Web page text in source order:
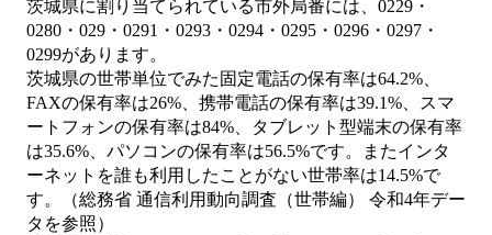
茨城県に割り当てられている市外局番には、0229・
0280・029・0291・0293・0294・0295・0296・0297・
0299があります。
茨城県の世帯単位でみた固定電話の保有率は64.2%、
FAXの保有率は26%、携帯電話の保有率は39.1%、スマ
ートフォンの保有率は84%、タブレット型端末の保有率
は35.6%、パソコンの保有率は56.5%です。またインタ
ーネットを誰も利用したことがない世帯率は14.5%で
す。（総務省 通信利用動向調査（世帯編） 令和4年デー
タを参照）